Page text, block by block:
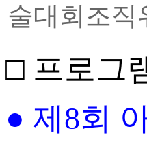
술대회조직
□ 프로그
● 제8회